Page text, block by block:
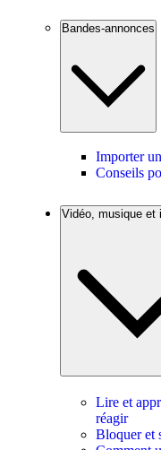
Bandes-annonces
Importer
Conseils
Vidéo, musique et
Lire et
réagir
Bloquer et